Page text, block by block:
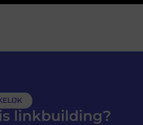
linkbuilding?